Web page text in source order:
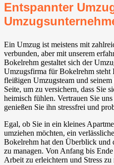
Entspannter
Ein Umzug ist meistens mit
verbunden, aber mit unserem
Bokelrehm gestaltet sich der
Umzugsfirma für Bokelrehm steht
fleißigen Umzugsteam und
Seite, um zu versichern, dass Sie
heimisch fühlen. Vertrauen Sie
genießen Sie ihn stressfrei und
Egal, ob Sie in ein kleines
umziehen möchten, ein
Bokelrehm hat den Überblick und
zu managen. Von Anfang bis
Arbeit zu erleichtern und Stress zu